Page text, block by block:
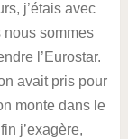
j’étais avec
nous sommes
l’Eurostar.
avait pris pour
monte dans le
j’exagère,